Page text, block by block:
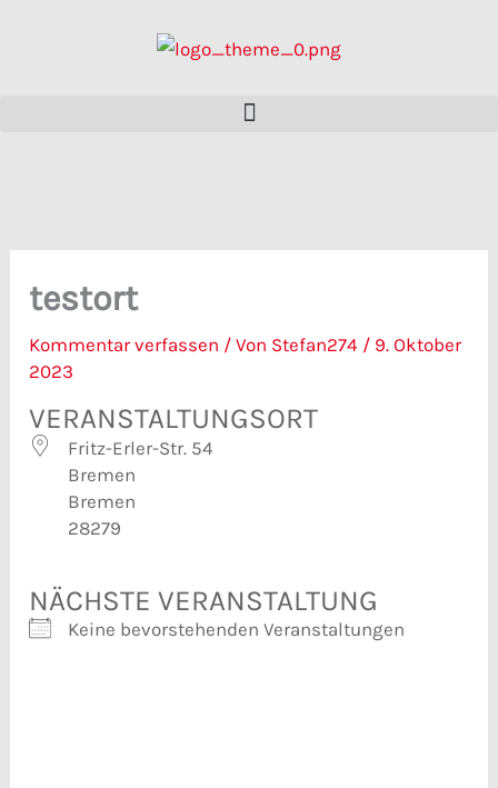
testort
Kommentar verfassen / Von Stefan274 / 9. Oktober
2023
VERANSTALTUNGSORT
Fritz-Erler-Str. 54
Bremen
Bremen
28279
NÄCHSTE VERANSTALTUNG
Keine bevorstehenden Veranstaltungen